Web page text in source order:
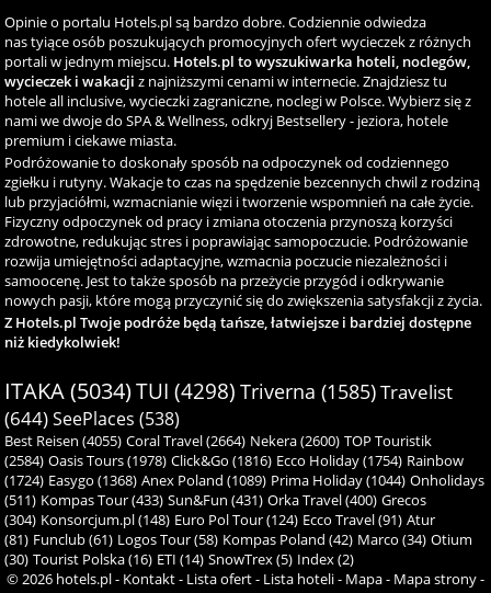
Opinie o portalu Hotels.pl są bardzo dobre. Codziennie odwiedza
nas tyiące osób poszukujących promocyjnych ofert wycieczek z różnych
portali w jednym miejscu. Hotels.pl to wyszukiwarka hoteli, noclegów,
wycieczek i wakacji z najniższymi cenami w internecie. Znajdziesz tu
hotele all inclusive, wycieczki zagraniczne, noclegi w Polsce. Wybierz się z
nami we dwoje do SPA & Wellness, odkryj Bestsellery - jeziora, hotele
premium i ciekawe miasta.
Podróżowanie to doskonały sposób na odpoczynek od codziennego
zgiełku i rutyny. Wakacje to czas na spędzenie bezcennych chwil z rodziną
lub przyjaciółmi, wzmacnianie więzi i tworzenie wspomnień na całe życie.
Fizyczny odpoczynek od pracy i zmiana otoczenia przynoszą korzyści
zdrowotne, redukując stres i poprawiając samopoczucie. Podróżowanie
rozwija umiejętności adaptacyjne, wzmacnia poczucie niezależności i
samoocenę. Jest to także sposób na przeżycie przygód i odkrywanie
nowych pasji, które mogą przyczynić się do zwiększenia satysfakcji z życia.
Z Hotels.pl Twoje podróże będą tańsze, łatwiejsze i bardziej dostępne
niż kiedykolwiek!
ITAKA (5034)TUI (4298) Triverna (1585)Travelist
(644) SeePlaces (538)
Best Reisen (4055) Coral Travel (2664) Nekera (2600) TOP Touristik
(2584) Oasis Tours (1978) Click&Go (1816) Ecco Holiday (1754) Rainbow
(1724) Easygo (1368) Anex Poland (1089) Prima Holiday (1044) Onholidays
(511) Kompas Tour (433) Sun&Fun (431) Orka Travel (400) Grecos
(304) Konsorcjum.pl (148) Euro Pol Tour (124) Ecco Travel (91) Atur
(81) Funclub (61) Logos Tour (58) Kompas Poland (42) Marco (34) Otium
(30) Tourist Polska (16) ETI (14) SnowTrex (5) Index (2)
© 2026 hotels.pl- Kontakt- Lista ofert- Lista hoteli- Mapa- Mapa strony-